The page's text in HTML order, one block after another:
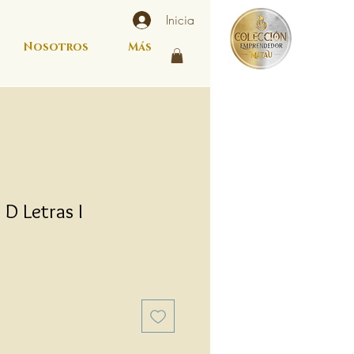
Nosotros Más
Inicia
Letras I